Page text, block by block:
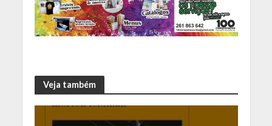
Veja também